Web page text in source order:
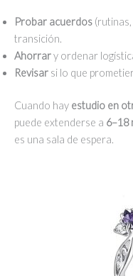
Probar acuerdos
transición.
Ahorrary ordenar
Revisar si lo que
Cuando hay estudio en
puede extenderse a 6–18
es una sala de espera.